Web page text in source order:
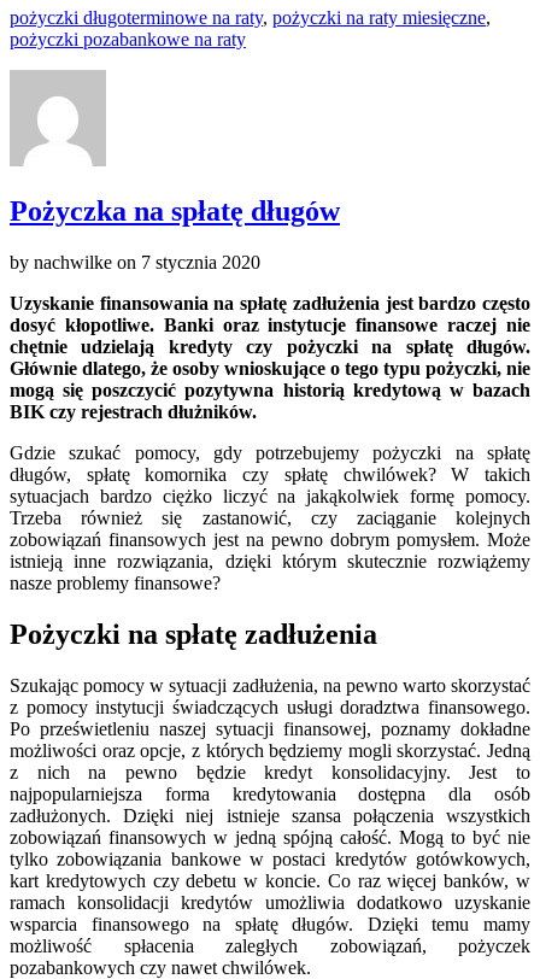
pożyczki długoterminowe na raty, pożyczki na raty miesięczne,
pożyczki pozabankowe na raty
Pożyczka na spłatę długów
by nachwilke on 7 stycznia 2020
Uzyskanie finansowania na spłatę zadłużenia jest bardzo często
dosyć kłopotliwe. Banki oraz instytucje finansowe raczej nie
chętnie udzielają kredyty czy pożyczki na spłatę długów.
Głównie dlatego, że osoby wnioskujące o tego typu pożyczki, nie
mogą się poszczycić pozytywna historią kredytową w bazach
BIK czy rejestrach dłużników.
Gdzie szukać pomocy, gdy potrzebujemy pożyczki na spłatę
długów, spłatę komornika czy spłatę chwilówek? W takich
sytuacjach bardzo ciężko liczyć na jakąkolwiek formę pomocy.
Trzeba również się zastanowić, czy zaciąganie kolejnych
zobowiązań finansowych jest na pewno dobrym pomysłem. Może
istnieją inne rozwiązania, dzięki którym skutecznie rozwiążemy
nasze problemy finansowe?
Pożyczki na spłatę zadłużenia
Szukając pomocy w sytuacji zadłużenia, na pewno warto skorzystać
z pomocy instytucji świadczących usługi doradztwa finansowego.
Po prześwietleniu naszej sytuacji finansowej, poznamy dokładne
możliwości oraz opcje, z których będziemy mogli skorzystać. Jedną
z nich na pewno będzie kredyt konsolidacyjny. Jest to
najpopularniejsza forma kredytowania dostępna dla osób
zadłużonych. Dzięki niej istnieje szansa połączenia wszystkich
zobowiązań finansowych w jedną spójną całość. Mogą to być nie
tylko zobowiązania bankowe w postaci kredytów gotówkowych,
kart kredytowych czy debetu w koncie. Co raz więcej banków, w
ramach konsolidacji kredytów umożliwia dodatkowo uzyskanie
wsparcia finansowego na spłatę długów. Dzięki temu mamy
możliwość spłacenia zaległych zobowiązań, pożyczek
pozabankowych czy nawet chwilówek.